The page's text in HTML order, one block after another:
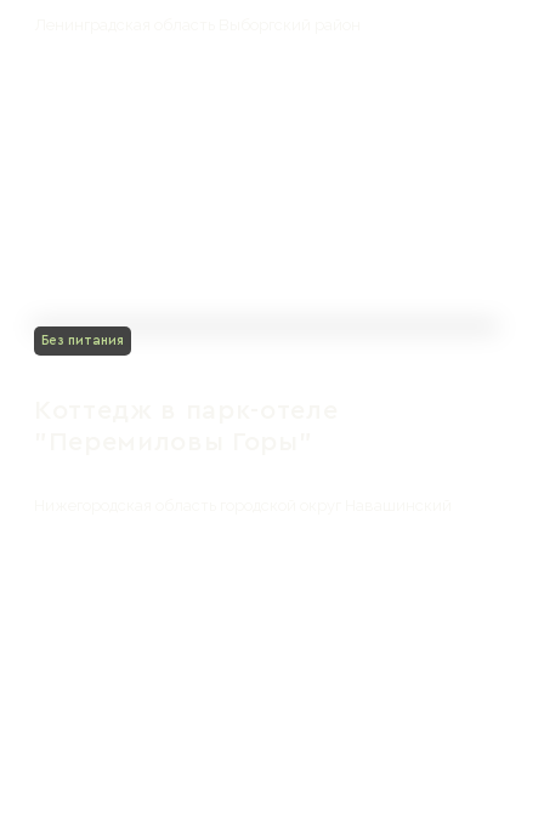
Без питания